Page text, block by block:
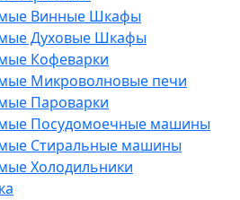
Винные Шкафы
Духовые Шкафы
Кофеварки
Микроволновые печи
Пароварки
Посудомоечные машины
Стиральные машины
Холодильники